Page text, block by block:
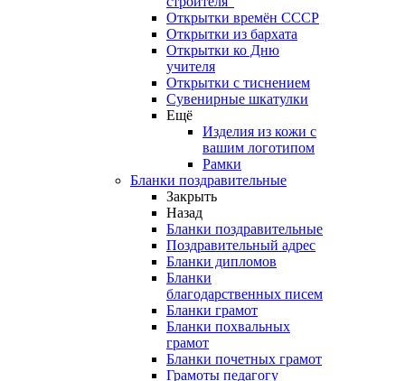
Открытки времён СССР
Открытки из бархата
Открытки ко Дню
учителя
Открытки с тиснением
Сувенирные шкатулки
Ещё
Изделия из кожи с
вашим логотипом
Рамки
Бланки поздравительные
Закрыть
Назад
Бланки поздравительные
Поздравительный адрес
Бланки дипломов
Бланки
благодарственных писем
Бланки грамот
Бланки похвальных
грамот
Бланки почетных грамот
Грамоты педагогу